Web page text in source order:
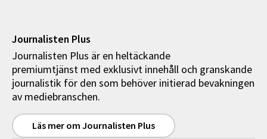
Journalisten Plus
Journalisten Plus är en heltäckande
premiumtjänst med exklusivt innehåll och granskande
journalistik för den som behöver initierad bevakningen
av mediebranschen.
Läs mer om Journalisten Plus